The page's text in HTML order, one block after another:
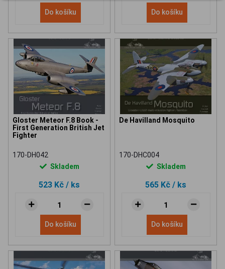
Do košíku Do košíku
Gloster Meteor F.8 Book -
First Generation British Jet
Fighter
170-DH042
Skladem
523 Kč / ks
Do košíku
De Havilland Mosquito
170-DHC004
Skladem
565 Kč / ks
Do košíku